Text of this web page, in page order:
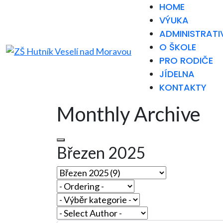
HOME
VÝUKA
O ŠKOLE
PRO RODIČE
JÍDELNA
KONTAKTY
Monthly Archive
Březen 2025